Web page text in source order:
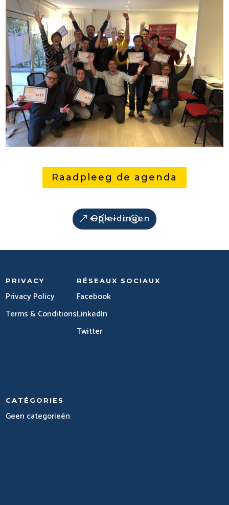
Raadpleeg de agenda
Opleidingen
PRIVACY
Privacy Policy
Terms & Conditions
RÉSEAUX SOCIAUX
Facebook
LinkedIn
Twitter
CATÉGORIES
Geen categorieën